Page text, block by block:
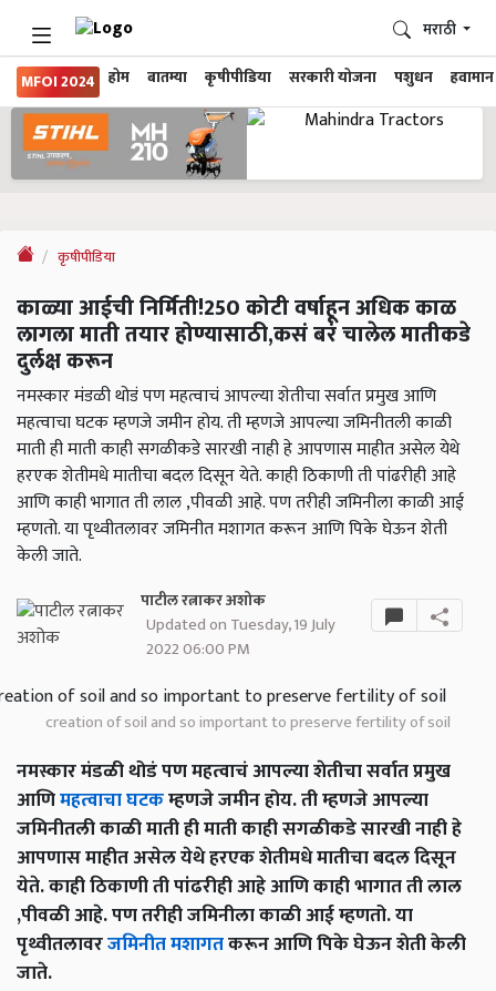
MFOI 2024 होम बातम्या कृषीपीडिया सरकारी योजना पशुधन हवामान
मराठी
कृषीपीडिया
काळ्या आईची निर्मिती!250 कोटी वर्षाहून अधिक काळ
लागला माती तयार होण्यासाठी,कसं बरं चालेल मातीकडे
दुर्लक्ष करून
नमस्कार मंडळी थोडं पण महत्वाचं आपल्या शेतीचा सर्वात प्रमुख आणि
महत्वाचा घटक म्हणजे जमीन होय. ती म्हणजे आपल्या जमिनीतली काळी
माती ही माती काही सगळीकडे सारखी नाही हे आपणास माहीत असेल येथे
हरएक शेतीमधे मातीचा बदल दिसून येते. काही ठिकाणी ती पांढरीही आहे
आणि काही भागात ती लाल ,पीवळी आहे. पण तरीही जमिनीला काळी आई
म्हणतो. या पृथ्वीतलावर जमिनीत मशागत करून आणि पिके घेऊन शेती
केली जाते.
पाटील रत्नाकर अशोक
Updated on Tuesday, 19 July
2022 06:00 PM
creation of soil and so important to preserve fertility of soil
नमस्कार मंडळी थोडं पण महत्वाचं आपल्या शेतीचा सर्वात प्रमुख
आणिमहत्वाचा घटकम्हणजे जमीन होय. ती म्हणजे आपल्या
जमिनीतली काळी माती ही माती काही सगळीकडे सारखी नाही हे
आपणास माहीत असेल येथे हरएक शेतीमधे मातीचा बदल दिसून
येते. काही ठिकाणी ती पांढरीही आहे आणि काही भागात ती लाल
,पीवळी आहे. पण तरीही जमिनीला काळी आई म्हणतो. या
पृथ्वीतलावरजमिनीत मशागतकरून आणि पिके घेऊन शेती केली
जाते.